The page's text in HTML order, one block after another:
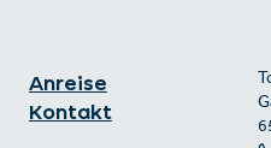
Anreise
Kontakt